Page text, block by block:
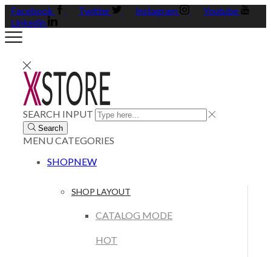
Facebook Twitter Instagram
Youtube
Linkedin
SEARCH INPUT
Search
MENUCATEGORIES
SHOPNEW
SHOP LAYOUT
CATALOG MODE
HOT